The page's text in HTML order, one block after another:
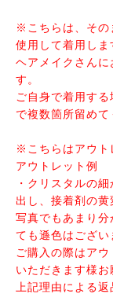
※こちらは、その
使用して着用しま
ヘアメイクさん
す。
ご自身で着用す
で複数箇所留めて
※こちらはアウト
アウトレット例
・クリスタルの
出し、接着剤の黄
写真でもあまり
ても遜色はござい
ご購入の際はア
いただきます様お
上記理由による